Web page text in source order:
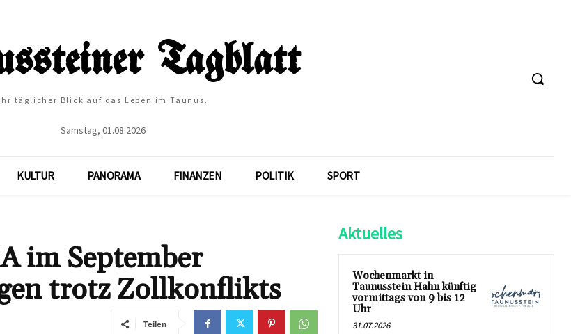
täglicher Blick auf das Leben im Taunus.
Samstag, 01.08.2026
KULTUR PANORAMA FINANZEN POLITIK SPORT
im September
trotz Zollkonflikts
Teilen
Aktuelles
Wochenmarkt in
Taunusstein Hahn künftig
vormittags von 9 bis 12
Uhr
31.07.2026